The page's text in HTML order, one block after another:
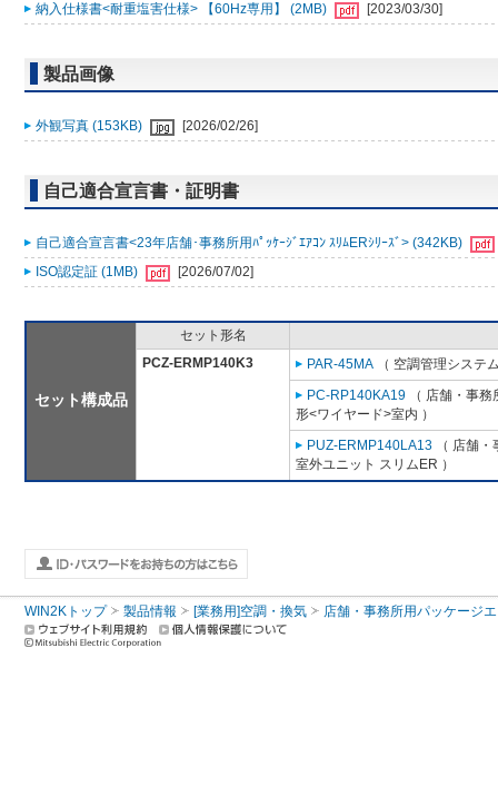
納入仕様書<耐重塩害仕様> 【60Hz専用】 (2MB)
[2023/03/30]
製品画像
外観写真 (153KB) [2026/02/26]
自己適合宣言書・証明書
自己適合宣言書<23年店舗･事務所用ﾊﾟｯｹｰｼﾞｴｱｺﾝ ｽﾘﾑERｼﾘｰｽﾞ> (342KB)
ISO認定証 (1MB)
[2026/07/02]
セット構成品
セット形名
PCZ-ERMP140K3
PAR-45MA （ 空調管理システ
PC-RP140KA19 （ 店舗・事
形<ワイヤード>室内 ）
PUZ-ERMP140LA13 （ 店舗
室外ユニット スリムER ）
WIN2Kトップ 製品情報 [業務用]空調・換気 店舗・事務所用パッケージ